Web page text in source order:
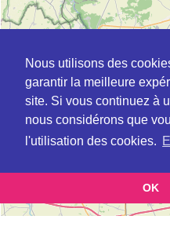
Nous utilisons des
garantir la meilleure
site. Si vous continuez à
nous considérons que
l'utilisation des cookies.
OK